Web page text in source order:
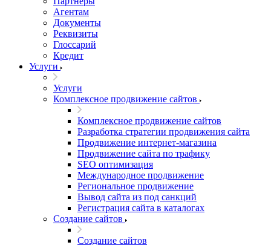
Агентам
Документы
Реквизиты
Глоссарий
Кредит
Услуги
Услуги
Комплексное продвижение сайтов
Комплексное продвижение сайтов
Разработка стратегии продвижения сайта
Продвижение интернет-магазина
Продвижение сайта по трафику
SEO оптимизация
Международное продвижение
Региональное продвижение
Вывод сайта из под санкций
Регистрация сайта в каталогах
Создание сайтов
Создание сайтов